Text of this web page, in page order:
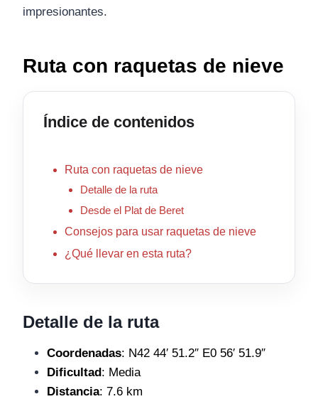
impresionantes.
Ruta con raquetas de nieve
Índice de contenidos
Ruta con raquetas de nieve
Detalle de la ruta
Desde el Plat de Beret
Consejos para usar raquetas de nieve
¿Qué llevar en esta ruta?
Detalle de la ruta
Coordenadas: N42 44′ 51.2″ E0 56′ 51.9″
Dificultad: Media
Distancia: 7.6 km